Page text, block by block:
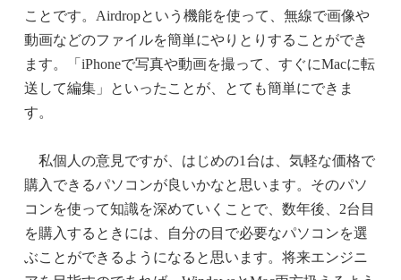
ことです。Airdropという機能を使って、無線で画像や
動画などのファイルを簡単にやりとりすることができ
ます。「iPhoneで写真や動画を撮って、すぐにMacに転
送して編集」といったことが、とても簡単にできま
す。
私個人の意見ですが、はじめの1台は、気軽な価格で
購入できるパソコンが良いかなと思います。そのパソ
コンを使って知識を深めていくことで、数年後、2台目
を購入するときには、自分の目で必要なパソコンを選
ぶことができるようになると思います。将来エンジニ